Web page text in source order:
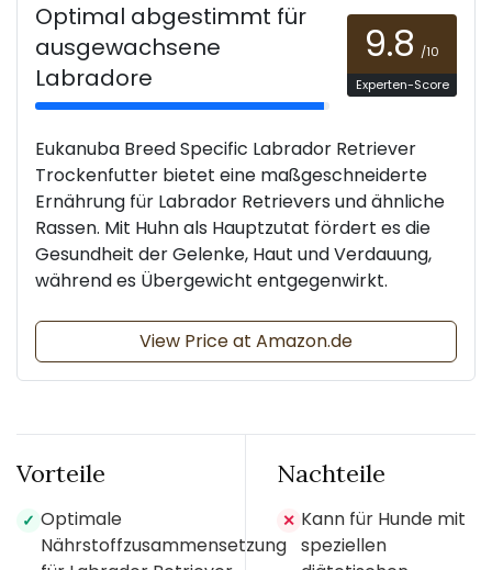
Optimal abgestimmt für
ausgewachsene
Labradore
9.8 /10
Experten-Score
Eukanuba Breed Specific Labrador Retriever
Trockenfutter bietet eine maßgeschneiderte
Ernährung für Labrador Retrievers und ähnliche
Rassen. Mit Huhn als Hauptzutat fördert es die
Gesundheit der Gelenke, Haut und Verdauung,
während es Übergewicht entgegenwirkt.
View Price at Amazon.de
Vorteile
✓ Optimale
Nährstoffzusammensetzung
Nachteile
✕ Kann für Hunde mit
speziellen